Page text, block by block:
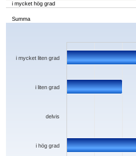
i mycket hög grad
Summa
Chart
The chart has 1 X axis displaying categories.
The chart has 1 Y axis displaying values. Data ranges
i hög grad
delvis
i liten grad
i mycket liten grad